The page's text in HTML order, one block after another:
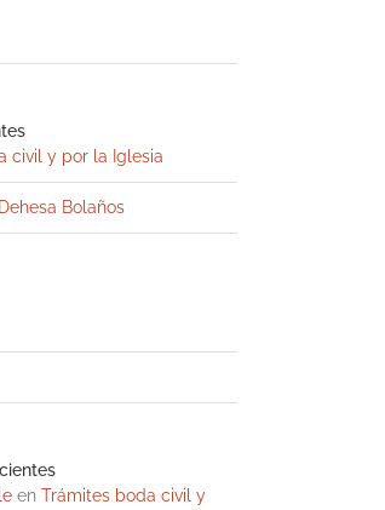
civil y por la Iglesia
Bolaños
en Trámites boda civil y